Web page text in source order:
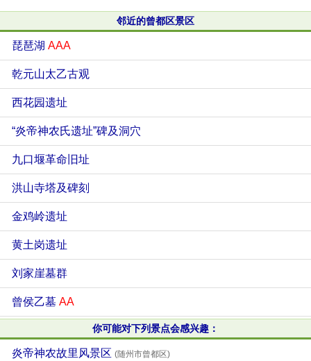
邻近的曾都区景区
琵琶湖 AAA
乾元山太乙古观
西花园遗址
“炎帝神农氏遗址”碑及洞穴
九口堰革命旧址
洪山寺塔及碑刻
金鸡岭遗址
黄土岗遗址
刘家崖墓群
曾侯乙墓 AA
你可能对下列景点会感兴趣：
炎帝神农故里风景区 (随州市曾都区)